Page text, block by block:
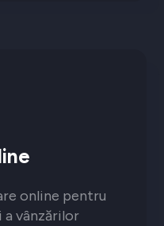
online pentru
vânzărilor